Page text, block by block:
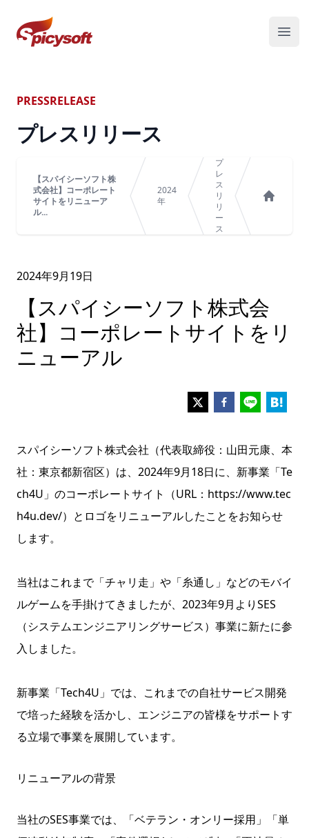
スパイシーソフト株式会社
メニ
PRESSRELEASE
プレスリリース
【スパイシーソフト株
式会社】コーポレート
サイトをリニューア
ル...
2024
年
プ
レ
ス
リ
リ
ー
ス
2024年9月19日
【スパイシーソフト株式会
社】コーポレートサイトをリ
ニューアル
スパイシーソフト株式会社（代表取締役：山田元康、本
社：東京都新宿区）は、2024年9月18日に、新事業「Te
ch4U」のコーポレートサイト（URL：https://www.tec
h4u.dev/）とロゴをリニューアルしたことをお知らせ
します。
当社はこれまで「チャリ走」や「糸通し」などのモバイ
ルゲームを手掛けてきましたが、2023年9月よりSES
（システムエンジニアリングサービス）事業に新たに参
入しました。
新事業「Tech4U」では、これまでの自社サービス開発
で培った経験を活かし、エンジニアの皆様をサポートす
る立場で事業を展開しています。
リニューアルの背景
当社のSES事業では、「ベテラン・オンリー採用」「単